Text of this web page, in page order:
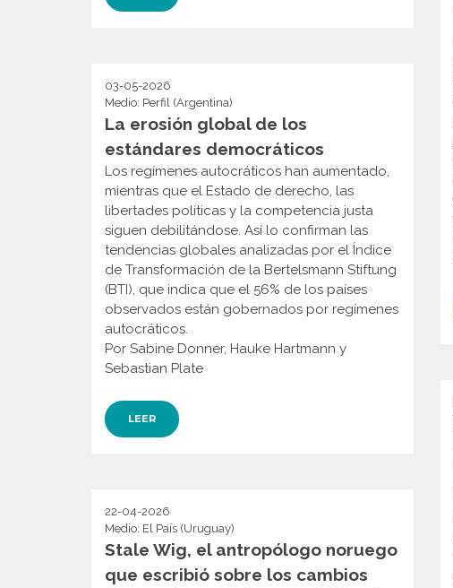
03-05-2026
Medio: Perfil (Argentina)
La erosión global de los
estándares democráticos
Los regímenes autocráticos han aumentado,
mientras que el Estado de derecho, las
libertades políticas y la competencia justa
siguen debilitándose. Así lo confirman las
tendencias globales analizadas por el Índice
de Transformación de la Bertelsmann Stiftung
(BTI), que indica que el 56% de los países
observados están gobernados por regímenes
autocráticos.
Por Sabine Donner, Hauke Hartmann y
Sebastian Plate
LEER
22-04-2026
Medio: El País (Uruguay)
Stale Wig, el antropólogo noruego
que escribió sobre los cambios